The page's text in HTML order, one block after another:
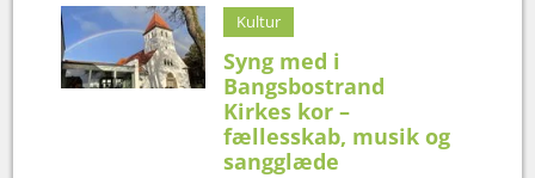
Kultur
Syng med i
Bangsbostrand
Kirkes kor –
fællesskab, musik og
sangglæde